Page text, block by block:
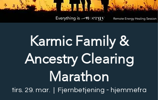
Karmic Family &
Ancestry Clearing
Marathon
tirs. 29. mar. Fjernbetjening - hjemmefra